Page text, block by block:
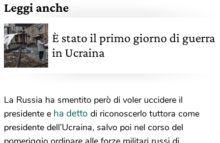
Leggi anche
È stato il primo giorno di guerra
in Ucraina
La Russia ha smentito però di voler uccidere il
presidente e ha detto di riconoscerlo tuttora come
presidente dell’Ucraina, salvo poi nel corso del